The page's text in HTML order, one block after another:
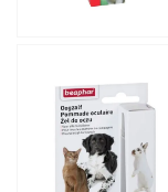
Producten
Oogreinigers
Ooglotion en